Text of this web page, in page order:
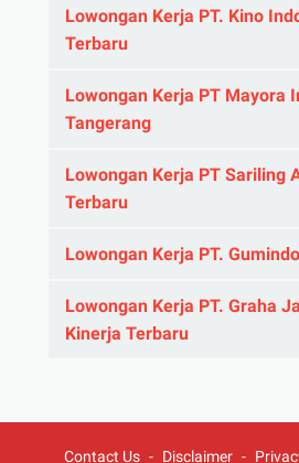
Lowongan Kerja PT. Kino
Terbaru
Lowongan Kerja PT Mayora
Tangerang
Lowongan Kerja PT Sariling
Terbaru
Lowongan Kerja PT.
Lowongan Kerja PT. Graha
Kinerja Terbaru
Contact Us Disclaimer